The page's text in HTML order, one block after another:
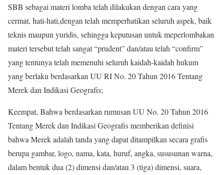
SBB sebagai materi lomba telah dilakukan dengan cara yang
cermat, hati-hati,dengan telah memperhatikan seluruh aspek, baik
teknis maupun yuridis, sehingga keputusan untuk meperlombakan
materi tersebut telah sangat “prudent” dan/atau telah “confirm”
yang tentunya telah memenuhi seluruh kaidah-kaidah hukum
yang berlaku berdasarkan UU RI No. 20 Tahun 2016 Tentang
Merek dan Indikasi Geografis;
Keempat, Bahwa berdasarkan rumusan UU No. 20 Tahun 2016
Tentang Merek dan Indikasi Geografis memberikan definisi
bahwa Merek adalah tanda yang dapat ditampilkan secara grafis
berupa gambar, logo, nama, kata, huruf, angka, sususunan warna,
dalam bentuk dua (2) dimensi dan/atau 3 (tiga) dimensi, suara,